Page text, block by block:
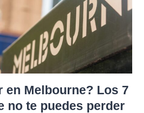
en Melbourne? Los 7
no te puedes perder